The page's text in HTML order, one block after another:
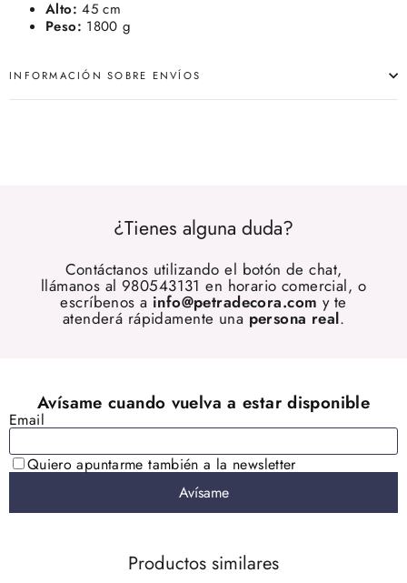
Alto: 45 cm
Peso: 1800 g
INFORMACIÓN SOBRE ENVÍOS
¿Tienes alguna duda?
Contáctanos utilizando el botón de chat,
llámanos al 980543131 en horario comercial, o
escríbenos a info@petradecora.com y te
atenderá rápidamente una persona real.
Productos similares